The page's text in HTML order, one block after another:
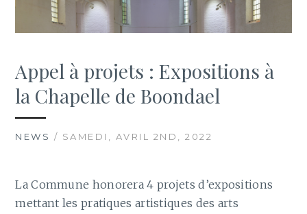
Appel à projets : Expositions à
la Chapelle de Boondael
NEWS / SAMEDI, AVRIL 2ND, 2022
La Commune honorera 4 projets d’expositions
mettant les pratiques artistiques des arts